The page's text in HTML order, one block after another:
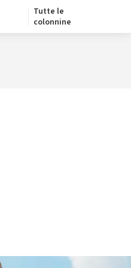
Tutte le
colonnine